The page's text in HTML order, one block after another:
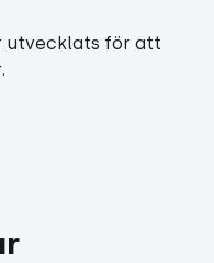
utvecklats för att